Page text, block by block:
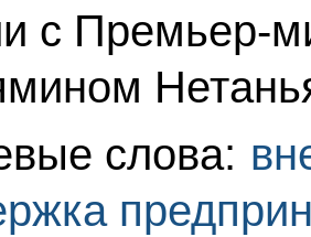
с Премьер-
слова: